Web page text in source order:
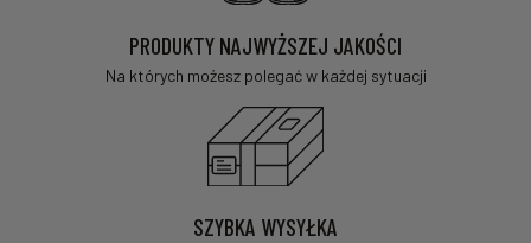
PRODUKTY NAJWYŻSZEJ JAKOŚCI
Na których możesz polegać w każdej sytuacji
SZYBKA WYSYŁKA